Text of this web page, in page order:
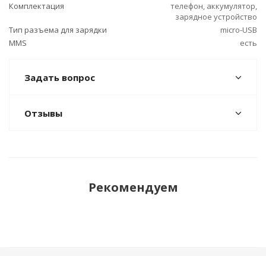
Комплектация
телефон, аккумулятор,
зарядное устройство
Тип разъема для зарядки
micro-USB
MMS
есть
Задать вопрос
Отзывы
Рекомендуем